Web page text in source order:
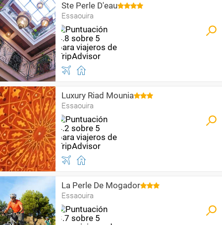
Ste Perle D'eau
Essaouira
Luxury Riad Mounia
Essaouira
La Perle De Mogador
Essaouira